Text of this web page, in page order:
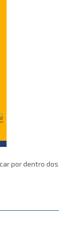
por dentro dos